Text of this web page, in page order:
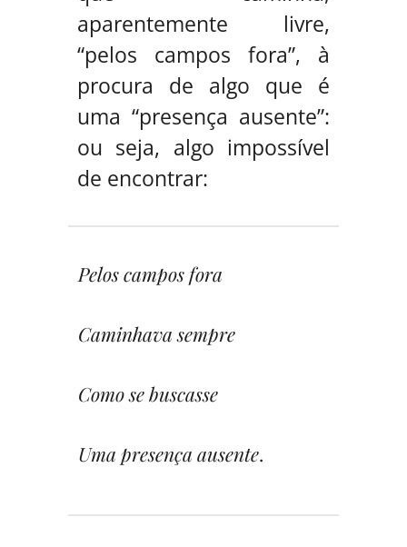
aparentemente livre,
“pelos campos fora”, à
procura de algo que é
uma “presença ausente”:
ou seja, algo impossível
de encontrar:
Pelos campos fora
Caminhava sempre
Como se buscasse
Uma presença ausente.